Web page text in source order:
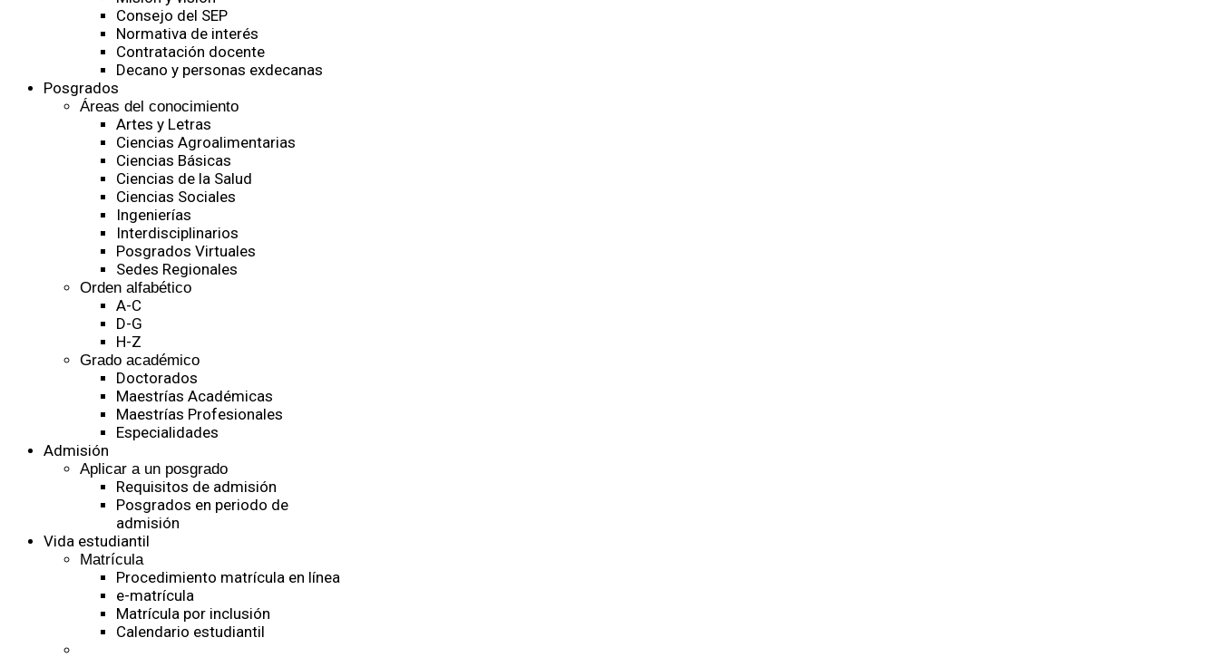
Consejo del SEP
Normativa de interés
Contratación docente
Decano y personas exdecanas
Posgrados
Áreas del conocimiento
Artes y Letras
Ciencias Agroalimentarias
Ciencias Básicas
Ciencias de la Salud
Ciencias Sociales
Ingenierías
Interdisciplinarios
Posgrados Virtuales
Sedes Regionales
Orden alfabético
A-C
D-G
H-Z
Grado académico
Doctorados
Maestrías Académicas
Maestrías Profesionales
Especialidades
Admisión
Aplicar a un posgrado
Requisitos de admisión
Posgrados en periodo de
admisión
Vida estudiantil
Matrícula
Procedimiento matrícula en línea
e-matrícula
Matrícula por inclusión
Calendario estudiantil